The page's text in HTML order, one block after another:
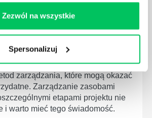
Zezwól na wszystkie
Spersonalizuj
ZARZĄDZANIA POWINIEN ZNAĆ
zarządzania, które mogą okazać
Zarządzanie zasobami
etapami projektu nie
i warto mieć tego świadomość.